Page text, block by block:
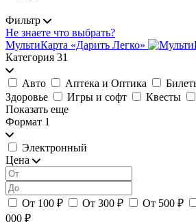
Фильтр
Не знаете что выбрать?
МультиКарта «Дарить Легко»
Категория 31
Авто Аптека и Оптика
Здоровье
Игры и софт Квесты
Показать еще
Формат 1
Электронный
Цена
От 100 ₽ От 300 ₽ От 500 ₽
000 ₽